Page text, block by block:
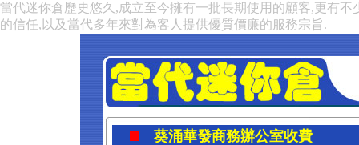
當代迷你倉歷史悠久,成立至今擁有一批長期使用的顧客,更有
的信任,以及當代多年來對為客人提供優質價廉的服務宗旨.
葵涌華發商務辦公室收費